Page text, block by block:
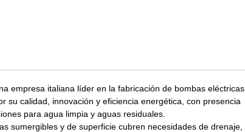
empresa italiana líder en la fabricación de bombas eléctricas,
su calidad, innovación y eficiencia energética, con presencia
para agua limpia y aguas residuales.
sumergibles y de superficie cubren necesidades de drenaje,